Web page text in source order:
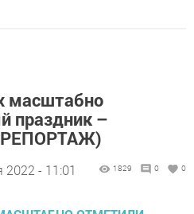
масштабно
праздник –
- 11:01 1829 0 0